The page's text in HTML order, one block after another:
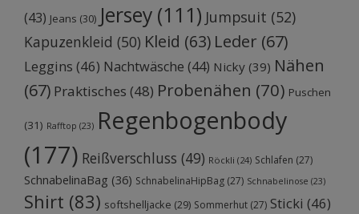
(43) Jeans (30) Jersey (111) Jumpsuit (52)
Kapuzenkleid (50) Kleid (63) Leder (67)
Leggins (46) Nachtwäsche (44) Nicky (39) Nähen
(67) Praktisches (48) Probenähen (70) Puschen
(31) Rafftop (23) Regenbogenbody
(177) Reißverschluss (49) Röckli (24) Schlafen (27)
SchnabelinaBag (36) SchnabelinaHipBag (27) Schnabelinose (23)
Shirt (83) softshelljacke (29) Sommerhut (27) Sticki (46)